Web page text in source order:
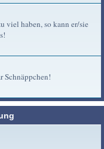
viel haben, so kann er/sie
Schnäppchen!